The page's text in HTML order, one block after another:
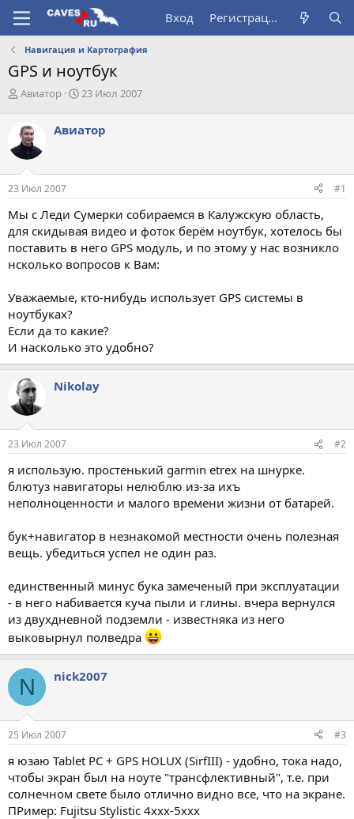
Вход Регистрация
Навигация и Картография
GPS и ноутбук
А
о
р
т
е
м
Авиатор
Д
а
ч
а
23 Июл 2007
Авиатор
23 Июл 2007 #1
Мы с Леди Сумерки собираемся в Калужскую область,
для скидывая видео и фоток берём ноутбук, хотелось бы
поставить в него GPS модуль, и по этому у нас возникло
нсколько вопросов к Вам:
Уважаемые, кто-нибудь использует GPS системы в
ноутбуках?
Если да то какие?
И насколько это удобно?
Nikolay
23 Июл 2007 #2
я использую. простенький garmin etrex на шнурке.
блютуз навигаторы нелюблю из-за ихъ
неполноценности и малого времени жизни от батарей.
бук+навигатор в незнакомой местности очень полезная
вещь. убедиться успел не один раз.
единственный минус бука замеченый при эксплуатации
- в него набивается куча пыли и глины. вчера вернулся
из двухдневной подземли - известняка из него
выковырнул полведра
N nick2007
25 Июл 2007 #3
я юзаю Tablet PC + GPS HOLUX (SirfIII) - удобно, тока надо,
чтобы экран был на ноуте "трансфлективный", т.е. при
солнечном свете было отлично видно все, что на экране.
ПРимер: Fujitsu Stylistic 4xxx-5xxx